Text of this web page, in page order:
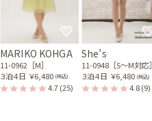
MARIKO KOHGA
11-0962［M］
３泊４日 ￥6,480 (税込)
4.7(25)
She’s
11-0948［S〜M対応］
３泊４日 ￥6,480 (税込)
4.8(9)